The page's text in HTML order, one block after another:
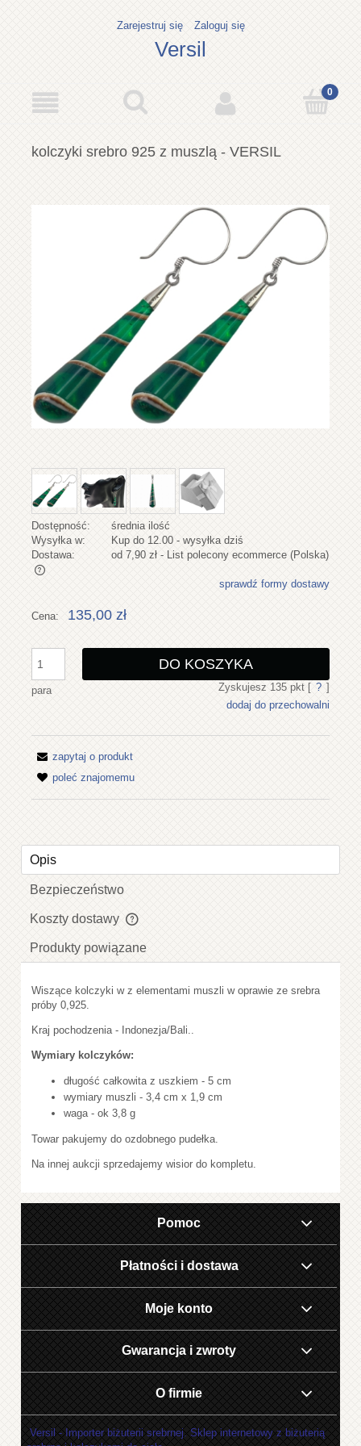
Zarejestruj się Zaloguj się
Versil
kolczyki srebro 925 z muszlą - VERSIL
Dostępność:
średnia ilość
Wysyłka w:
Kup do 12.00 - wysyłka dziś
Dostawa:
od 7,90 zł - List polecony ecommerce (Polska)
Cena nie zawiera ewentualnych kosztów płatności
sprawdź formy dostawy
Cena: 135,00 zł
para
DO KOSZYKA
Zyskujesz 135pkt [ ? ]
dodaj do przechowalni
zapytaj o produkt
poleć znajomemu
Opis
Bezpieczeństwo
Koszty dostawy
Cena nie zawiera ewentualnych kosztów płatności
Produkty powiązane
Wiszące kolczyki w z elementami muszli w oprawie ze srebra
próby 0,925.
Kraj pochodzenia - Indonezja/Bali..
Wymiary kolczyków:
długość całkowita z uszkiem - 5 cm
wymiary muszli - 3,4 cm x 1,9 cm
waga - ok 3,8 g
Towar pakujemy do ozdobnego pudełka.
Na innej aukcji sprzedajemy wisior do kompletu.
Pomoc
Płatności i dostawa
Moje konto
Gwarancja i zwroty
O firmie
Versil - Importer biżuterii srebrnej. Sklep internetowy z biżuterią